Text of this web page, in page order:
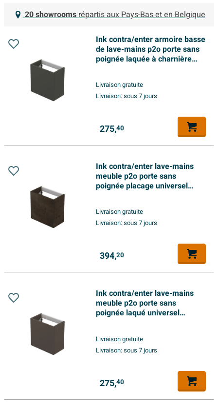
Ink contra/enter armoire basse
de lave-mains p2o porte sans
poignée laquée à charnière
Livraison gratuite
Livraison:sous 7 jours
275,40
Ink contra/enter lave-mains
meuble p2o porte sans
poignée placage universel
Livraison gratuite
Livraison:sous 7 jours
394,20
Ink contra/enter lave-mains
meuble p2o porte sans
poignée laqué universel
Livraison gratuite
Livraison:sous 7 jours
275,40
20 showroomsrépartis aux Pays-Bas et en Belgique